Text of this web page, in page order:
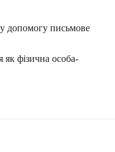
допомогу письмове
фізична особа-